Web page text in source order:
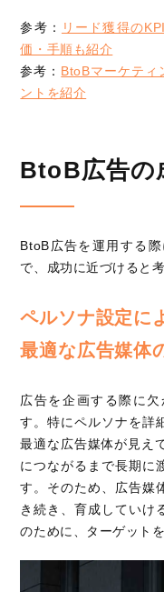
参考：
リード獲得の
価・手順も紹介
参考： BtoBマーケティ
ントを紹介
BtoB広告の
BtoB広告を運用する
で、成功に近づけると
ペルソナ設定に
最適な広告媒体
広告を企画する際に
す。特にペルソナを詳
最適な広告媒体が見え
につながるまで長期に
す。そのため、広告媒
き続き、育成していけ
のために、ターゲット